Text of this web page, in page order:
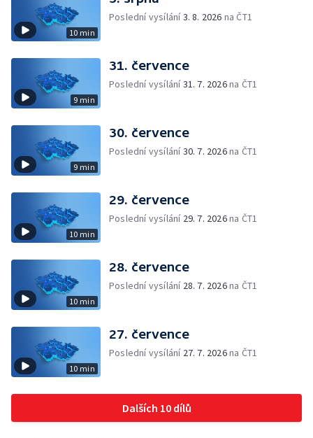
10 min
Poslední vysílání3. 8. 2026 na ČT1
9 min
31. července
Poslední vysílání31. 7. 2026na ČT1
9 min
30. července
Poslední vysílání30. 7. 2026na ČT1
10 min
29. července
Poslední vysílání 29. 7. 2026na ČT1
10 min
28. července
Poslední vysílání 28. 7. 2026na ČT1
10 min
27. července
Poslední vysílání 27. 7. 2026na ČT1
Dalších 10 dílů